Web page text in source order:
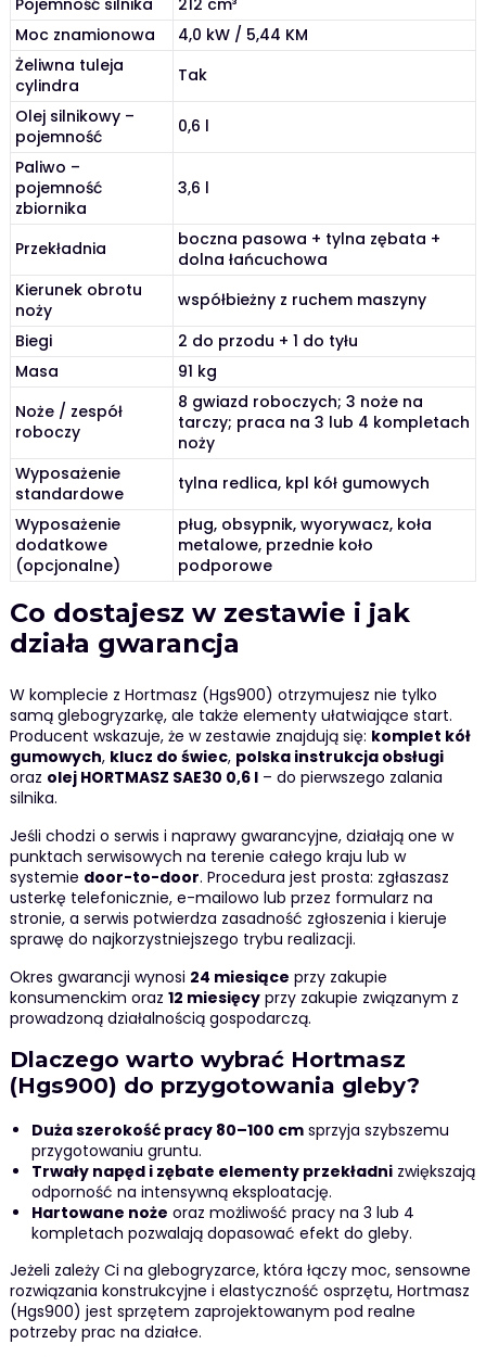
Moc znamionowa
4,0 kW / 5,44 KM
Żeliwna tuleja
cylindra
Tak
Olej silnikowy –
pojemność
0,6 l
Paliwo –
pojemność
zbiornika
3,6 l
Przekładnia
boczna pasowa + tylna zębata +
dolna łańcuchowa
Kierunek obrotu
noży
współbieżny z ruchem maszyny
Biegi
2 do przodu + 1 do tyłu
Masa
91 kg
Noże / zespół
roboczy
8 gwiazd roboczych; 3 noże na
tarczy; praca na 3 lub 4 kompletach
noży
Wyposażenie
standardowe
tylna redlica, kpl kół gumowych
Wyposażenie
dodatkowe
(opcjonalne)
pług, obsypnik, wyorywacz, koła
metalowe, przednie koło
podporowe
Co dostajesz w zestawie i jak
działa gwarancja
W komplecie z Hortmasz (Hgs900) otrzymujesz nie tylko
samą glebogryzarkę, ale także elementy ułatwiające start.
Producent wskazuje, że w zestawie znajdują się: komplet kół
gumowych, klucz do świec, polska instrukcja obsługi
oraz olej HORTMASZ SAE30 0,6 l– do pierwszego zalania
silnika.
Jeśli chodzi o serwis i naprawy gwarancyjne, działają one w
punktach serwisowych na terenie całego kraju lub w
systemie door-to-door. Procedura jest prosta: zgłaszasz
usterkę telefonicznie, e-mailowo lub przez formularz na
stronie, a serwis potwierdza zasadność zgłoszenia i kieruje
sprawę do najkorzystniejszego trybu realizacji.
Okres gwarancji wynosi 24 miesiące przy zakupie
konsumenckim oraz 12 miesięcyprzy zakupie związanym z
prowadzoną działalnością gospodarczą.
Dlaczego warto wybrać Hortmasz
(Hgs900) do przygotowania gleby?
Duża szerokość pracy 80–100 cmsprzyja szybszemu
przygotowaniu gruntu.
Trwały napęd i zębate elementy przekładnizwiększają
odporność na intensywną eksploatację.
Hartowane noże oraz możliwość pracy na 3 lub 4
kompletach pozwalają dopasować efekt do gleby.
Jeżeli zależy Ci na glebogryzarce, która łączy moc, sensowne
rozwiązania konstrukcyjne i elastyczność osprzętu, Hortmasz
(Hgs900) jest sprzętem zaprojektowanym pod realne
potrzeby prac na działce.